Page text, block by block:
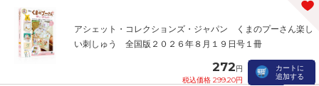
アシェット・コレクションズ・ジャパン くまのプーさん楽し
い刺しゅう 全国版２０２６年８月１９日号１冊
272円
税込価格 299.20円
カートに
追加する